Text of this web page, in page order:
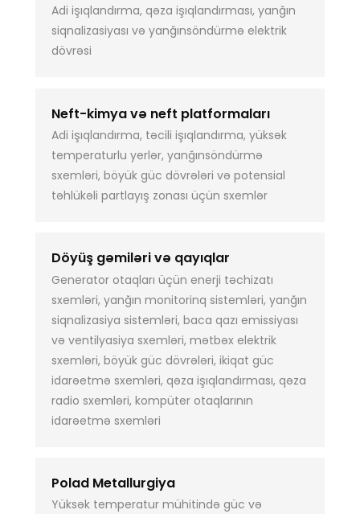
Adi işıqlandırma, qəza işıqlandırması, yanğın
siqnalizasiyası və yanğınsöndürmə elektrik
dövrəsi
Neft-kimya və neft platformaları
Adi işıqlandırma, təcili işıqlandırma, yüksək
temperaturlu yerlər, yanğınsöndürmə
sxemləri, böyük güc dövrələri və potensial
təhlükəli partlayış zonası üçün sxemlər
Döyüş gəmiləri və qayıqlar
Generator otaqları üçün enerji təchizatı
sxemləri, yanğın monitorinq sistemləri, yanğın
siqnalizasiya sistemləri, baca qazı emissiyası
və ventilyasiya sxemləri, mətbəx elektrik
sxemləri, böyük güc dövrələri, ikiqat güc
idarəetmə sxemləri, qəza işıqlandırması, qəza
radio sxemləri, kompüter otaqlarının
idarəetmə sxemləri
Polad Metallurgiya
Yüksək temperatur mühitində güc və